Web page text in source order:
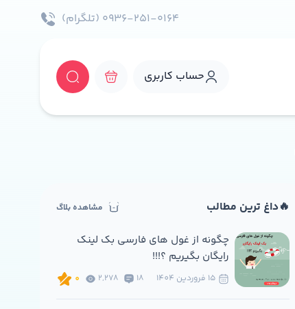
۰۹۳۶-۲۵۱-۰۱۶۴ (تلگرام)
حساب کاربری
🔥داغ ترین مطالب مشاهده بلاگ
چگونه از غول های فارسی بک لینک
رایگان بگیریم ؟!!!
18
2,278
0